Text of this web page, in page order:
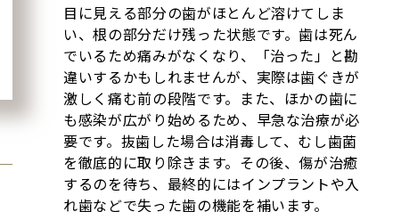
目に見える部分の歯がほとんど溶けてしま
い、根の部分だけ残った状態です。歯は死ん
でいるため痛みがなくなり、「治った」と勘
違いするかもしれませんが、実際は歯ぐきが
激しく痛む前の段階です。また、ほかの歯に
も感染が広がり始めるため、早急な治療が必
要です。抜歯した場合は消毒して、むし歯菌
を徹底的に取り除きます。その後、傷が治癒
するのを待ち、最終的にはインプラントや入
れ歯などで失った歯の機能を補います。